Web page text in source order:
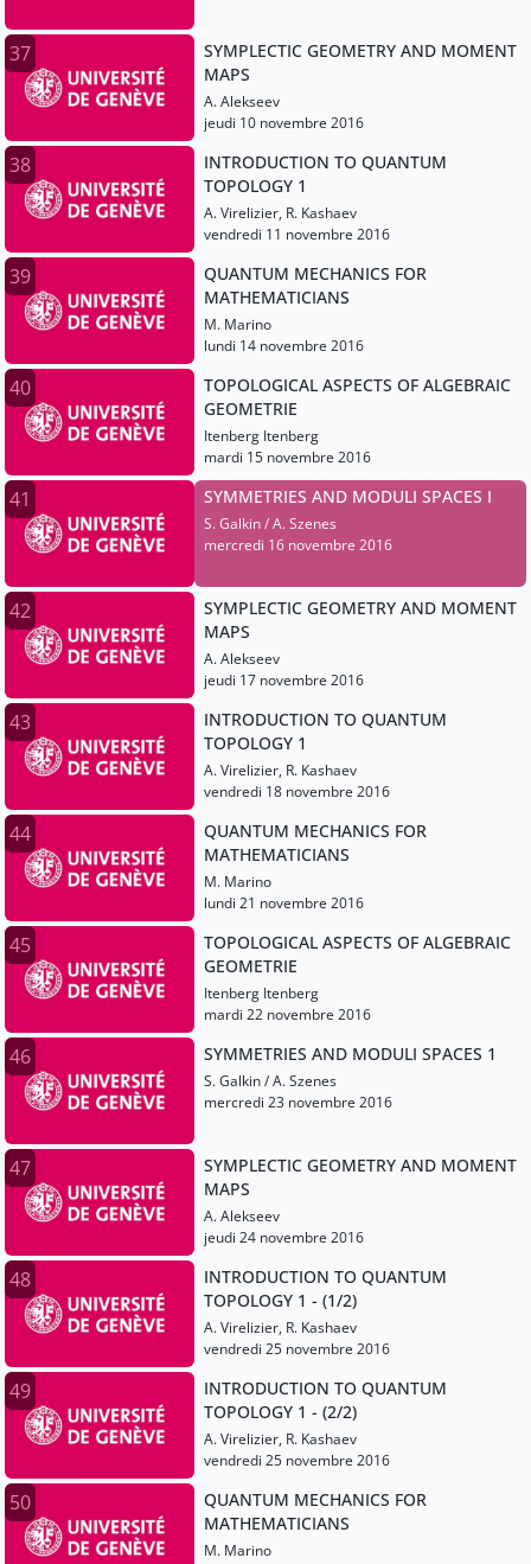
37
SYMPLECTIC GEOMETRY AND MOMENT
MAPS
A. Alekseev
jeudi 10 novembre 2016
38
INTRODUCTION TO QUANTUM
TOPOLOGY 1
A. Virelizier, R. Kashaev
vendredi 11 novembre 2016
39
QUANTUM MECHANICS FOR
MATHEMATICIANS
M. Marino
lundi 14 novembre 2016
40
TOPOLOGICAL ASPECTS OF ALGEBRAIC
GEOMETRIE
Itenberg Itenberg
mardi 15 novembre 2016
41 SYMMETRIES AND MODULI SPACES I
S. Galkin / A. Szenes
mercredi 16 novembre 2016
42
SYMPLECTIC GEOMETRY AND MOMENT
MAPS
A. Alekseev
jeudi 17 novembre 2016
43
INTRODUCTION TO QUANTUM
TOPOLOGY 1
A. Virelizier, R. Kashaev
vendredi 18 novembre 2016
44
QUANTUM MECHANICS FOR
MATHEMATICIANS
M. Marino
lundi 21 novembre 2016
45
TOPOLOGICAL ASPECTS OF ALGEBRAIC
GEOMETRIE
Itenberg Itenberg
mardi 22 novembre 2016
46 SYMMETRIES AND MODULI SPACES 1
S. Galkin / A. Szenes
mercredi 23 novembre 2016
47
SYMPLECTIC GEOMETRY AND MOMENT
MAPS
A. Alekseev
jeudi 24 novembre 2016
48
INTRODUCTION TO QUANTUM
TOPOLOGY 1 - (1/2)
A. Virelizier, R. Kashaev
vendredi 25 novembre 2016
49
INTRODUCTION TO QUANTUM
TOPOLOGY 1 - (2/2)
A. Virelizier, R. Kashaev
vendredi 25 novembre 2016
50
QUANTUM MECHANICS FOR
MATHEMATICIANS
M. Marino